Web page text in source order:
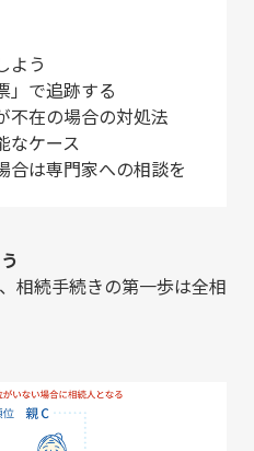
よう
」で追跡する
不在の場合の対処法
なケース
合は専門家への相談を
相続手続きの第一歩は全相